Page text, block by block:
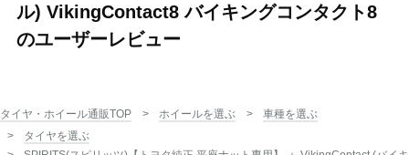
ル) VikingContact8 バイキングコンタクト8
のユーザーレビュー
タイヤ・ホイール通販TOP ホイールを選ぶ
車種を選ぶ
タイヤを選ぶ